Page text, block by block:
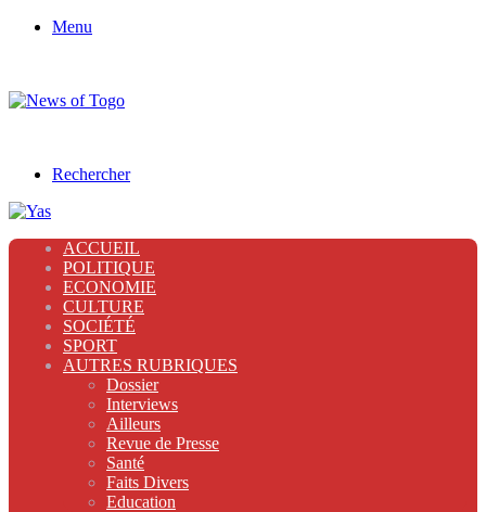
Menu
Rechercher
ACCUEIL
POLITIQUE
ECONOMIE
CULTURE
SOCIÉTÉ
SPORT
AUTRES RUBRIQUES
Dossier
Interviews
Ailleurs
Revue de Presse
Santé
Faits Divers
Education